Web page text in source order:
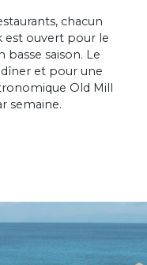
chacun
est ouvert pour le
saison. Le
et pour une
Old Mill
semaine.